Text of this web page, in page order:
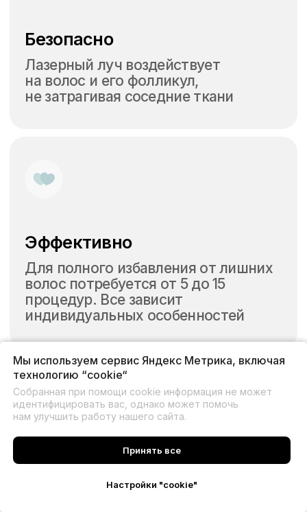
Мы используем сервис Яндекс Метрика, включая
технологию “cookie“
Собранная при помощи cookie информация не может
идентифицировать вас, однако может помочь
нам улучшить работу нашего сайта.
Принять все
Настройки "cookie"